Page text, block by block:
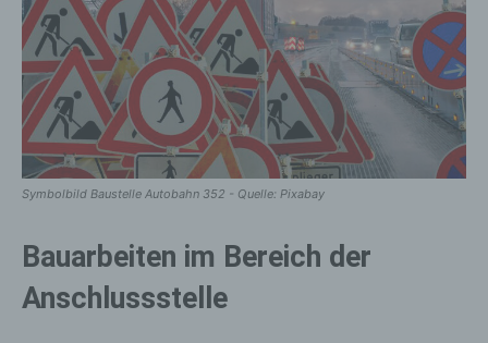
Symbolbild Baustelle Autobahn 352 - Quelle: Pixabay
Bauarbeiten im Bereich der
Anschlussstelle